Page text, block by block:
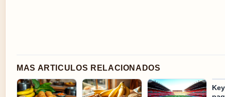
MAS ARTICULOS RELACIONADOS